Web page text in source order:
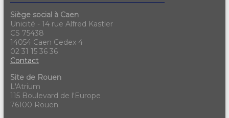
Siège social à Caen
Unicité - 14 rue Alfred Kastler
CS 75438
14054 Caen Cedex 4
02 31 15 36 36
Contact
Site de Rouen
L'Atrium
115 Boulevard de l'Europe
76100 Rouen